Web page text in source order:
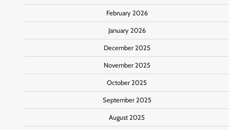
February 2026
January 2026
December 2025
November 2025
October 2025
September 2025
August 2025